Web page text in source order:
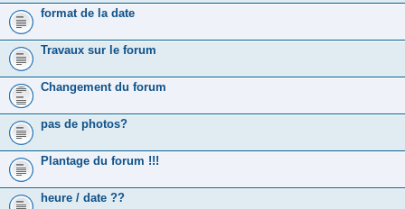
format de la date
Travaux sur le forum
Changement du forum
pas de photos?
Plantage du forum !!!
heure / date ??